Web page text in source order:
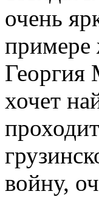
очень
примере
Георгия
хочет
войну,